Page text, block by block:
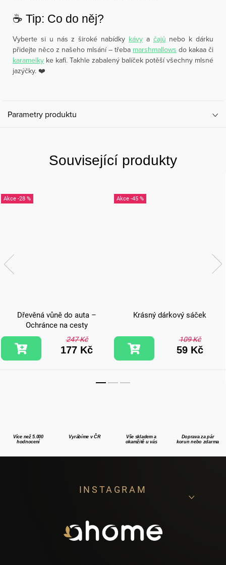
☕️ Tip: Co do něj?
Vyberte si u nás z široké nabídky kávya čajů nebo k dárku
přidejte něco z našeho mlsání – třeba marshmallows do kakaa či
karamelky ke kafi. Takhle zabalený balíček potěší všechny mlsné
jazýčky. ❤️
Parametry produktu
Související produkty
-28 %
Dřevěná vůně do auta –
Ochránce na cesty
247 Kč
177 Kč
-45 %
Krásný dárkový sáček
109 Kč
59 Kč
Více než 5.000
hodnocení
Vyrábíme v ČR
Vše skladem a
okamžitě u vás
Doprava za pár
korun nebo zdarma
INSTAGRAM